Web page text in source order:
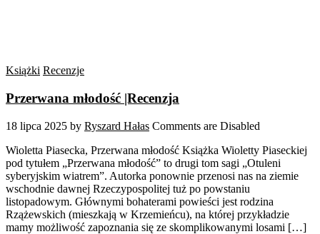
Książki Recenzje
Przerwana młodość |Recenzja
18 lipca 2025 by Ryszard Hałas Comments are Disabled
Wioletta Piasecka, Przerwana młodość Książka Wioletty Piaseckiej
pod tytułem „Przerwana młodość” to drugi tom sagi „Otuleni
syberyjskim wiatrem”. Autorka ponownie przenosi nas na ziemie
wschodnie dawnej Rzeczypospolitej tuż po powstaniu
listopadowym. Głównymi bohaterami powieści jest rodzina
Rzążewskich (mieszkają w Krzemieńcu), na której przykładzie
mamy możliwość zapoznania się ze skomplikowanymi losami […]